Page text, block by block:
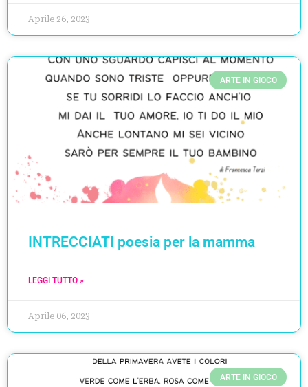
Aprile 26, 2023
ARTE IN GIOCO
INTRECCIATI poesia per la mamma
LEGGI TUTTO »
Aprile 06, 2023
ARTE IN GIOCO